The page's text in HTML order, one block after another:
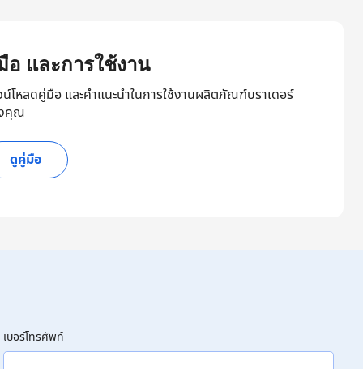
อ และการใช้งาน
น์โหลดคู่มือ และคำแนะนำในการใช้งานผลิตภัณฑ์บราเดอร์
คุณ
ดูคู่มือ
เบอร์โทรศัพท์